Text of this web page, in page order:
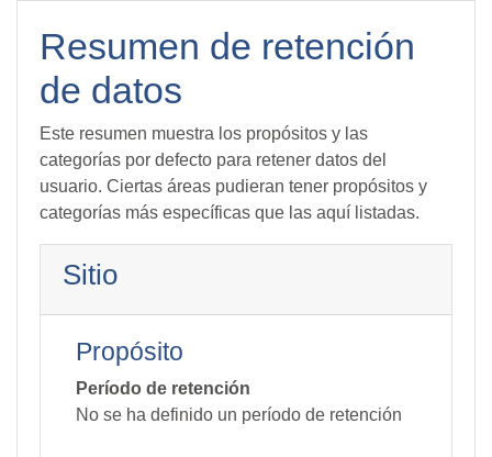
Resumen de retención
de datos
Este resumen muestra los propósitos y las
categorías por defecto para retener datos del
usuario. Ciertas áreas pudieran tener propósitos y
categorías más específicas que las aquí listadas.
Sitio
Propósito
Período de retención
No se ha definido un período de retención